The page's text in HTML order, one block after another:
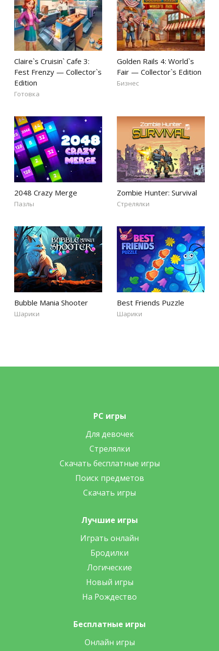
Claire`s Cruisin` Cafe 3:
Fest Frenzy — Collector`s
Edition
Готовка
Golden Rails 4: World`s
Fair — Collector`s Edition
Бизнес
2048 Crazy Merge
Пазлы
Zombie Hunter: Survival
Стрелялки
Bubble Mania Shooter
Шарики
Best Friends Puzzle
Шарики
PC игры
Для девочек
Стрелялки
Скачать бесплатные игры
Поиск предметов
Скачать игры
Лучшие игры
Играть онлайн
Бродилки
Логические
Новый игры
На Рождество
Бесплатные игры
Онлайн игры